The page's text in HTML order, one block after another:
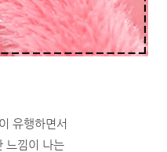
유행하면서
느낌이 나는